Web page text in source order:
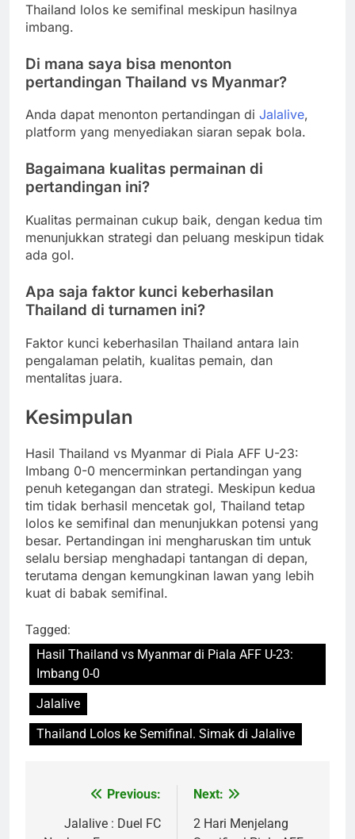
Thailand lolos ke semifinal meskipun hasilnya
imbang.
Di mana saya bisa menonton
pertandingan Thailand vs Myanmar?
Anda dapat menonton pertandingan di Jalalive,
platform yang menyediakan siaran sepak bola.
Bagaimana kualitas permainan di
pertandingan ini?
Kualitas permainan cukup baik, dengan kedua tim
menunjukkan strategi dan peluang meskipun tidak
ada gol.
Apa saja faktor kunci keberhasilan
Thailand di turnamen ini?
Faktor kunci keberhasilan Thailand antara lain
pengalaman pelatih, kualitas pemain, dan
mentalitas juara.
Kesimpulan
Hasil Thailand vs Myanmar di Piala AFF U-23:
Imbang 0-0 mencerminkan pertandingan yang
penuh ketegangan dan strategi. Meskipun kedua
tim tidak berhasil mencetak gol, Thailand tetap
lolos ke semifinal dan menunjukkan potensi yang
besar. Pertandingan ini mengharuskan tim untuk
selalu bersiap menghadapi tantangan di depan,
terutama dengan kemungkinan lawan yang lebih
kuat di babak semifinal.
Tagged:
Hasil Thailand vs Myanmar di Piala AFF U-23:
Imbang 0-0
Jalalive
Thailand Lolos ke Semifinal. Simak di Jalalive
navigation
Previous:
Jalalive : Duel FC
Next:
2 Hari Menjelang